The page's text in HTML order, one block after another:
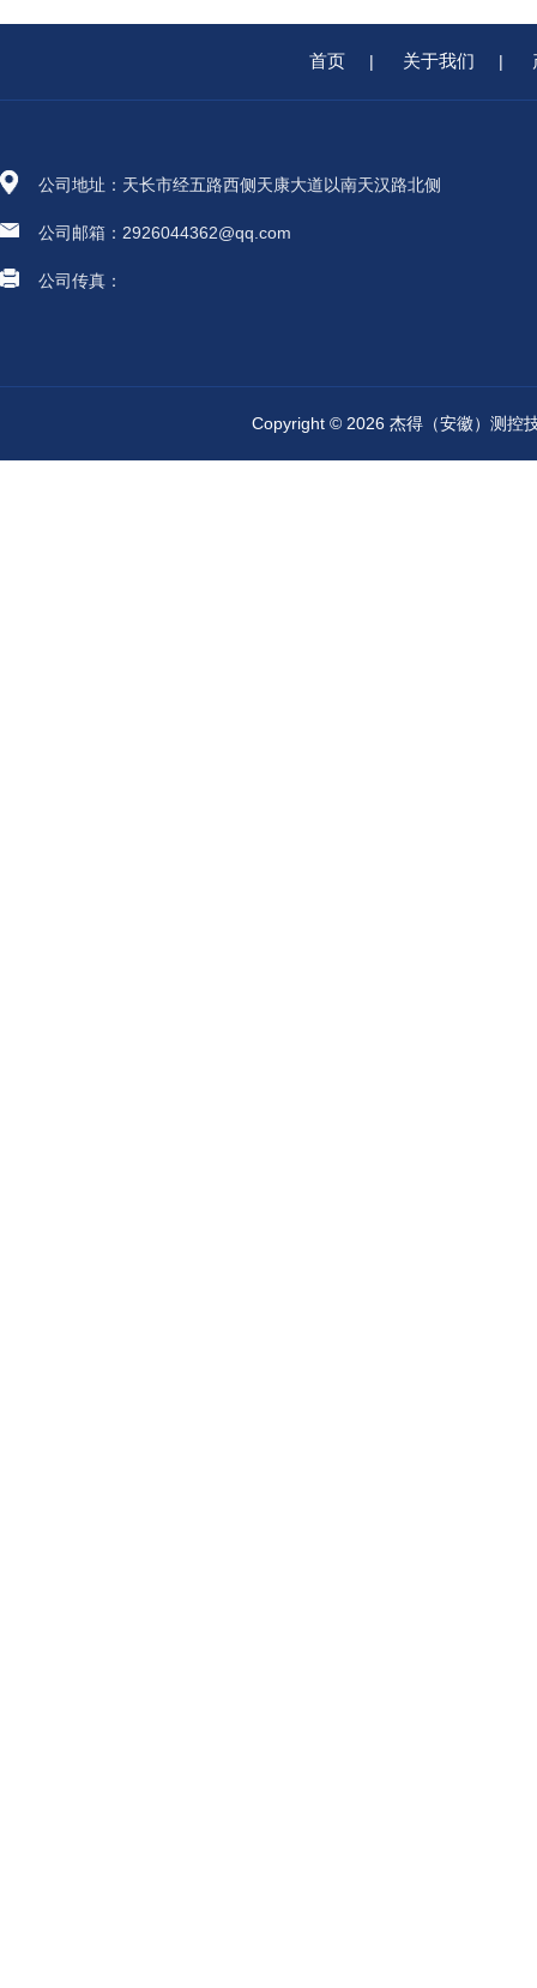
首页 | 关于我们 |
公司地址：天长市经五路西侧天康大道以南天汉路北侧
公司邮箱：2926044362@qq.com
公司传真：
Copyright © 2026 杰得（安徽）测